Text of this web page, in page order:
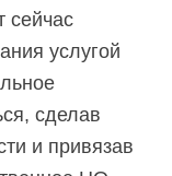
сейчас
услугой
сделав
и привязав